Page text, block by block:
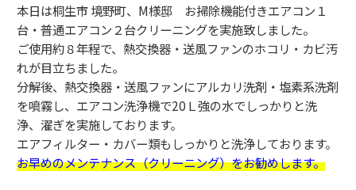
本日は桐生市 境野町、M様邸 お掃除機能付きエアコン１
台・普通エアコン２台クリーニングを実施致しました。
ご使用約８年程で、熱交換器・送風ファンのホコリ・カビ汚
れが目立ちました。
分解後、熱交換器・送風ファンにアルカリ洗剤・塩素系洗剤
を噴霧し、エアコン洗浄機で20Ｌ強の水でしっかりと洗
浄、濯ぎを実施しております。
エアフィルター・カバー類もしっかりと洗浄しております。
お早めのメンテナンス（クリーニング）をお勧めします。